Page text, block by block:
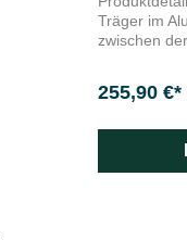
Träger im
zwischen
(Fahrradträger,
Merkmale Das Gewicht der transportierten
255,90 €*